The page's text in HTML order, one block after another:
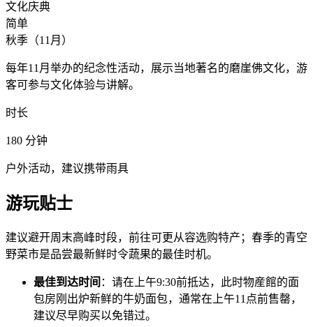
文化庆典
简单
秋季（11月）
每年11月举办的纪念性活动，展示当地著名的磨崖佛文化，游
客可参与文化体验与讲解。
时长
180 分钟
户外活动，建议携带雨具
游玩贴士
建议避开周末高峰时段，前往可更从容选购特产；春季的青空
野菜市是品尝最新鲜时令蔬果的最佳时机。
最佳到达时间 ：请在上午9:30前抵达，此时物産館的面
包房刚出炉新鲜的牛奶面包，通常在上午11点前售罄，
建议尽早购买以免错过。